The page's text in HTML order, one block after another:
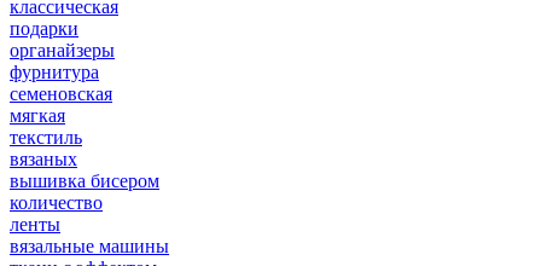
классическая
подарки
органайзеры
фурнитура
семеновская
мягкая
текстиль
вязаных
вышивка бисером
количество
ленты
вязальные машины